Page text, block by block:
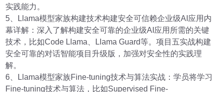
实践能力。
5、Llama模型家族构建技术构建安全可信赖企业级AI应用内
幕详解：深入了解构建安全可靠的企业级AI应用所需的关键
技术，比如Code Llama、Llama Guard等。项目五实战构建
安全可靠的对话智能项目升级版，加强对安全性的实践理
解。
6、Llama模型家族Fine-tuning技术与算法实战：学员将学习
Fine-tuning技术与算法，比如Supervised Fine-